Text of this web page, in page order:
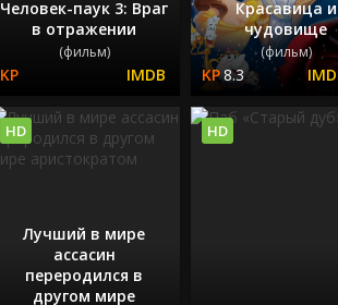
Человек-паук 3: Враг
в отражении
(фильм)
Красавица и
чудовище
(фильм)
8.3
Лучший в мире
ассасин
переродился в
другом мире
HD HD